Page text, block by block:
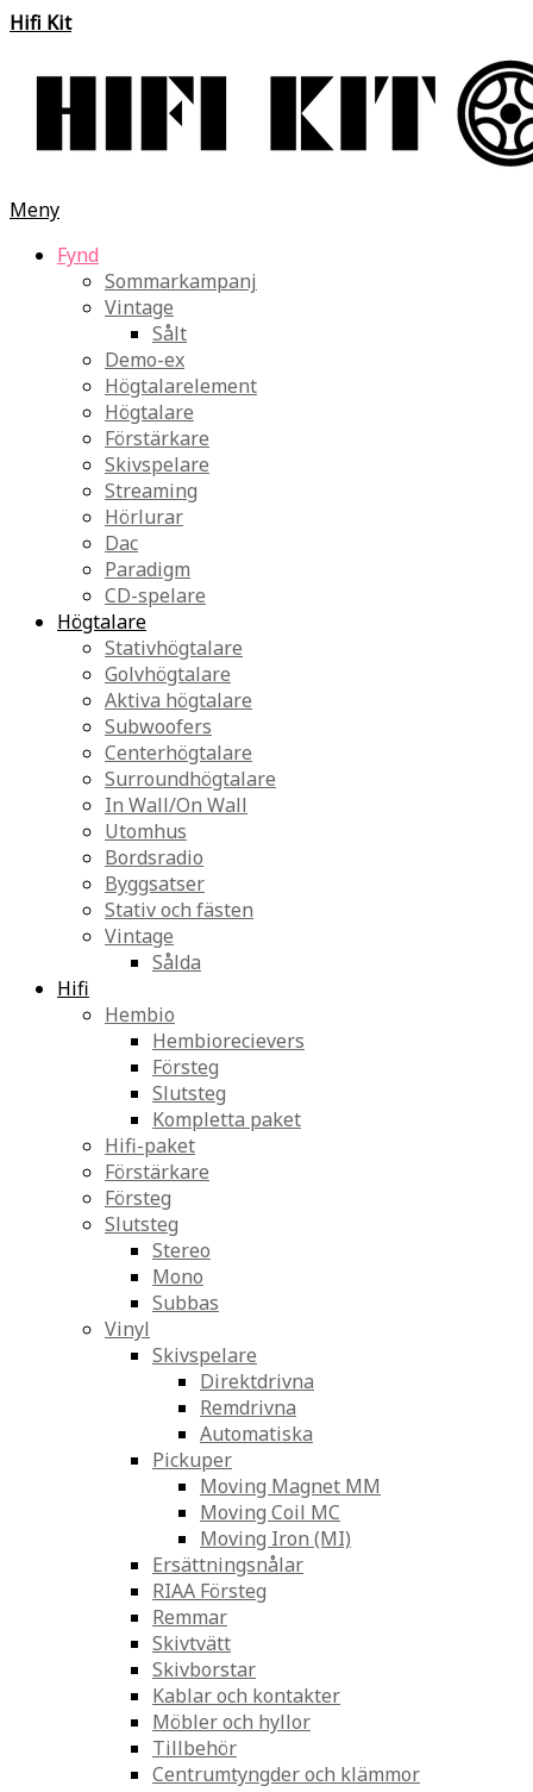
Hifi Kit
Meny
Fynd
Sommarkampanj
Vintage
Sålt
Demo-ex
Högtalarelement
Högtalare
Förstärkare
Skivspelare
Streaming
Hörlurar
Dac
Paradigm
CD-spelare
Högtalare
Stativhögtalare
Golvhögtalare
Aktiva högtalare
Subwoofers
Centerhögtalare
Surroundhögtalare
In Wall/On Wall
Utomhus
Bordsradio
Byggsatser
Stativ och fästen
Vintage
Sålda
Hifi
Hembio
Hembiorecievers
Försteg
Slutsteg
Kompletta paket
Hifi-paket
Förstärkare
Försteg
Slutsteg
Stereo
Mono
Subbas
Vinyl
Skivspelare
Direktdrivna
Remdrivna
Automatiska
Pickuper
Moving Magnet MM
Moving Coil MC
Moving Iron (MI)
Ersättningsnålar
RIAA Försteg
Remmar
Skivtvätt
Skivborstar
Kablar och kontakter
Möbler och hyllor
Tillbehör
Centrumtyngder och klämmor